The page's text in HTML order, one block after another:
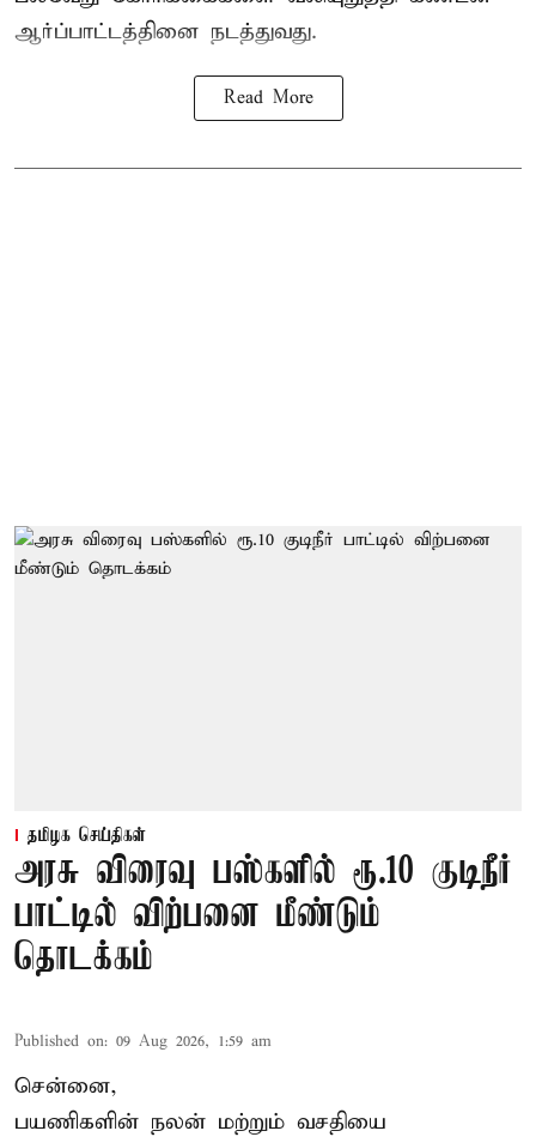
ஆர்ப்பாட்டத்தினை நடத்துவது.
Read More
தமிழக செய்திகள்
அரசு விரைவு பஸ்களில் ரூ.10 குடிநீர்
பாட்டில் விற்பனை மீண்டும்
தொடக்கம்
Published on: 09 Aug 2026, 1:59 am
சென்னை,
பயணிகளின் நலன் மற்றும் வசதியை